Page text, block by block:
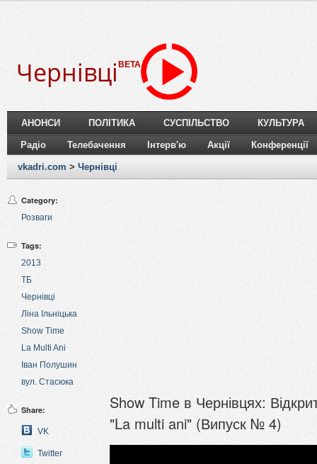
Чернівці BETA
АНОНСИ ПОЛІТИКА СУСПІЛЬСТВО КУЛЬТУРА
Радіо Телебачення Інтерв'ю Акції Конференції
vkadri.com > Чернівці
Category:
Розваги
Tags:
2013
ТБ
Чернівці
Ліна Ільніцька
Show Time
La Multi Ani
Іван Полушин
вул. Стасюка
Share:
VK
Twitter
Show Time в Чернівцях:
"La multi ani" (Випуск № 4)